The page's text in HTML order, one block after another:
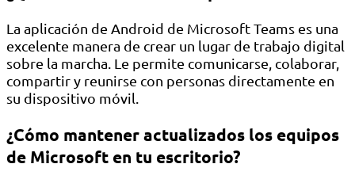
La aplicación de Android de Microsoft Teams es una
excelente manera de crear un lugar de trabajo digital
sobre la marcha. Le permite comunicarse, colaborar,
compartir y reunirse con personas directamente en
su dispositivo móvil.
¿Cómo mantener actualizados los equipos
de Microsoft en tu escritorio?